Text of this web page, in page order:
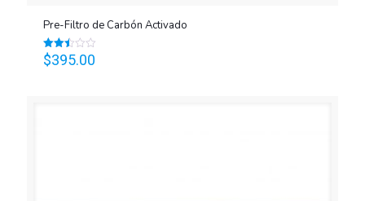
Pre-Filtro de Carbón Activado
Valorado
en
$395.00